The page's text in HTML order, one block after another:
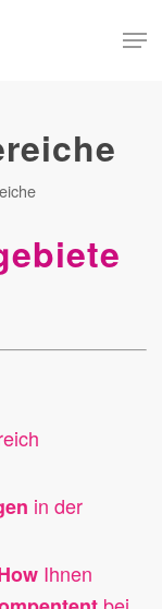
in der
Ihnen